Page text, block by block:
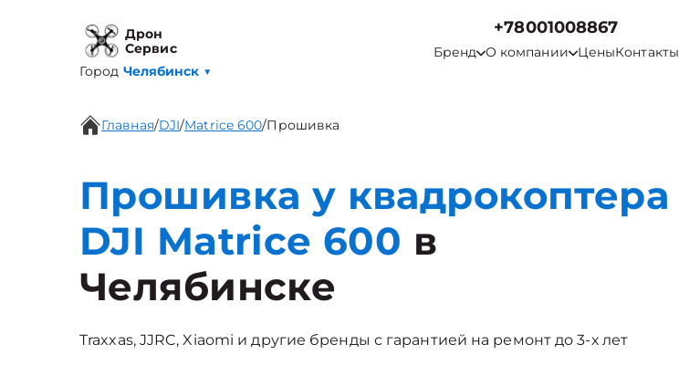
Дрон
Сервис
Город Челябинск ▼
+78001008867
Бренд О компании ЦеныКонтакты
Главная/DJI/Matrice 600/Прошивка
Прошивка у квадрокоптера
DJI Matrice 600 в
Челябинске
Traxxas, JJRC, Xiaomi и другие бренды с гарантией на ремонт до 3-х лет